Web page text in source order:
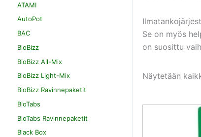
ATAMI
AutoPot
BAC
BioBizz
BioBizz All-Mix
BioBizz Light-Mix
BioBizz Ravinnepaketit
BioTabs
BioTabs Ravinnepaketit
Black Box
Se on myös
on suosittu
Näytetään